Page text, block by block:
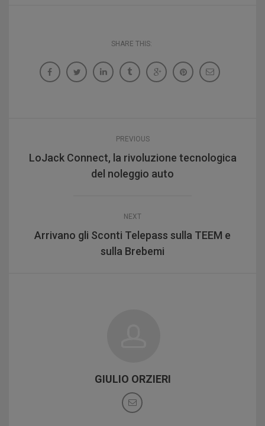
SHARE THIS:
PREVIOUS
LoJack Connect, la rivoluzione tecnologica
del noleggio auto
NEXT
Arrivano gli Sconti Telepass sulla TEEM e
sulla Brebemi
GIULIO ORZIERI